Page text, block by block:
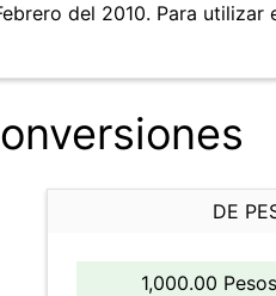
del 2010. Para
DE
1,000.00 Pesos